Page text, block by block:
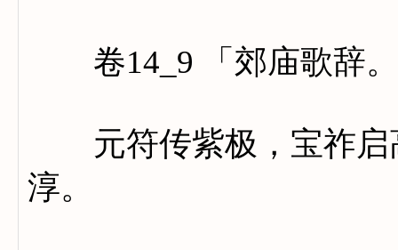
卷14_9 「郊庙歌辞。
元符传紫极，宝祚启
淳。